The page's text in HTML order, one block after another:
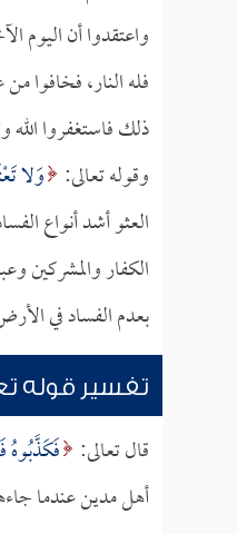
واعتقدوا أن اليوم
فله النار، فخافوا
ذلك فاستغفروا الله
وقوله تعالى: وَلا
العثو أشد أنواع
الكفار والمشركين
بعدم الفساد في
تفسير قوله
قال تعالى:
أهل مدين عندما